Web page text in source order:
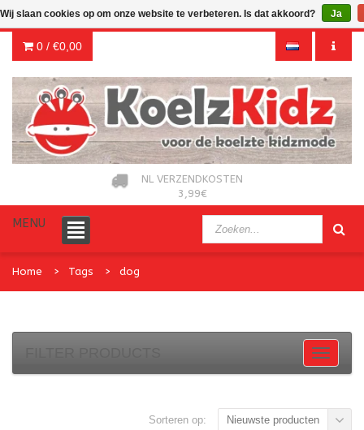
0 / €0,00
NL VERZENDKOSTEN
3,99€
MENU
Home Tags dog
Sorteren op: Nieuwste producten
Wij slaan cookies op om onze website te verbeteren. Is dat akkoord? Ja